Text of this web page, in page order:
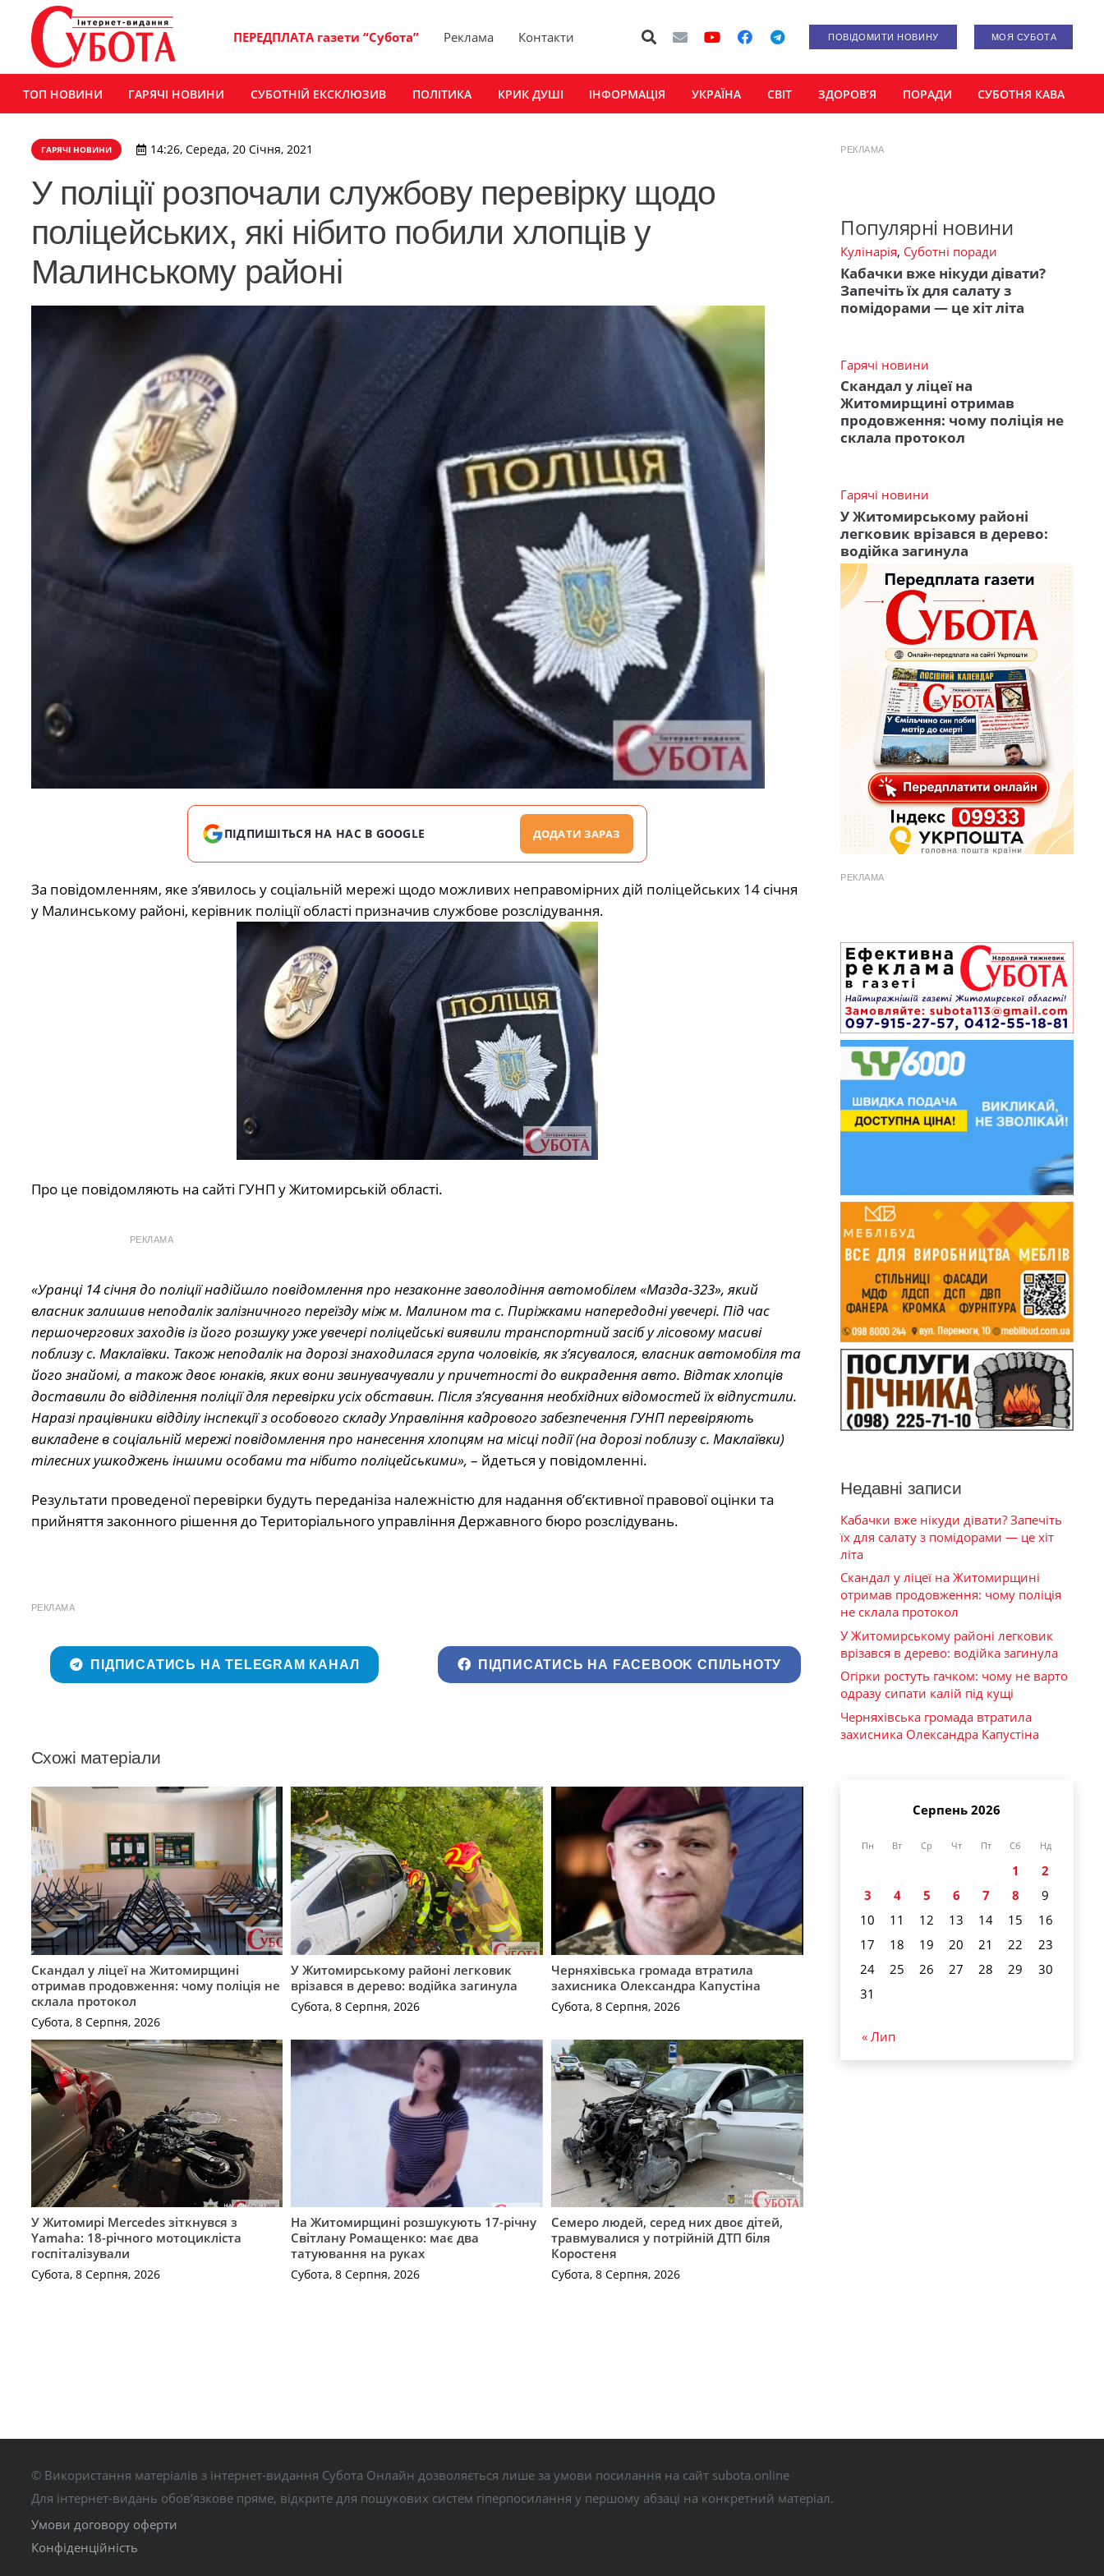
ПЕРЕДПЛАТА газети “Субота” Реклама Контакти ПОВІДОМИТИ НОВИНУ МОЯ СУБОТА
ТОП НОВИНИ ГАРЯЧІ НОВИНИ СУБОТНІЙ ЕКСКЛЮЗИВ ПОЛІТИКА КРИК ДУШІ ІНФОРМАЦІЯ УКРАЇНА СВІТ ЗДОРОВ’Я ПОРАДИ СУБОТНЯ КАВА
ГАРЯЧІ НОВИНИ 14:26, Середа, 20 Січня, 2021
​У поліції розпочали службову перевірку щодо
поліцейських, які нібито побили хлопців у
Малинському районі
ПІДПИШІТЬСЯ НА НАС В GOOGLE ДОДАТИ ЗАРАЗ
За повідомленням, яке з’явилось у соціальній мережі щодо можливих неправомірних дій поліцейських 14 січня
у Малинському районі, керівник поліції області призначив службове розслідування.
Про це повідомляють на сайті ГУНП у Житомирській області.
РЕКЛАМА
«Уранці 14 січня до поліції надійшло повідомлення про незаконне заволодіння автомобілем «Мазда-323», який
власник залишив неподалік залізничного переїзду між м. Малином та с. Пиріжками напередодні увечері. Під час
першочергових заходів із його розшуку уже увечері поліцейські виявили транспортний засіб у лісовому масиві
поблизу с. Маклаївки. Також неподалік на дорозі знаходилася група чоловіків, як з’ясувалося, власник автомобіля та
його знайомі, а також двоє юнаків, яких вони звинувачували у причетності до викрадення авто. Відтак хлопців
доставили до відділення поліції для перевірки усіх обставин. Після з’ясування необхідних відомостей їх відпустили.
Наразі працівники відділу інспекції з особового складу Управління кадрового забезпечення ГУНП перевіряють
викладене в соціальній мережі повідомлення про нанесення хлопцям на місці події (на дорозі поблизу с. Маклаївки)
тілесних ушкоджень іншими особами та нібито поліцейськими», – йдеться у повідомленні.
Результати проведеної перевірки будуть переданіза належністю для надання об’єктивної правової оцінки та
прийняття законного рішення до Територіального управління Державного бюро розслідувань.
РЕКЛАМА
ПІДПИСАТИСЬ НА TELEGRAM КАНАЛ ПІДПИСАТИСЬ НА FACEBOOK СПІЛЬНОТУ
Схожі матеріали
Скандал у ліцеї на Житомирщині
отримав продовження: чому поліція не
склала протокол
Субота, 8 Серпня, 2026
У Житомирському районі легковик
врізався в дерево: водійка загинула
Субота, 8 Серпня, 2026
Черняхівська громада втратила
захисника Олександра Капустіна
Субота, 8 Серпня, 2026
У Житомирі Mercedes зіткнувся з
Yamaha: 18-річного мотоцикліста
госпіталізували
Субота, 8 Серпня, 2026
На Житомирщині розшукують 17-річну
Світлану Ромащенко: має два
татуювання на руках
Субота, 8 Серпня, 2026
Семеро людей, серед них двоє дітей,
травмувалися у потрійній ДТП біля
Коростеня
Субота, 8 Серпня, 2026
РЕКЛАМА
Популярні новини
Кулінарія, Суботні поради
Кабачки вже нікуди дівати?
Запечіть їх для салату з
помідорами — це хіт літа
Гарячі новини
Скандал у ліцеї на
Житомирщині отримав
продовження: чому поліція не
склала протокол
Гарячі новини
У Житомирському районі
легковик врізався в дерево:
водійка загинула
РЕКЛАМА
Недавні записи
Кабачки вже нікуди дівати? Запечіть
їх для салату з помідорами — це хіт
літа
Скандал у ліцеї на Житомирщині
отримав продовження: чому поліція
не склала протокол
У Житомирському районі легковик
врізався в дерево: водійка загинула
Огірки ростуть гачком: чому не варто
одразу сипати калій під кущі
Черняхівська громада втратила
захисника Олександра Капустіна
Серпень 2026
Пн Вт Ср Чт Пт Сб Нд
1
2
3
4 5 6 7 8
9
10
11 12 13 14 15
16
17
18 19 20 21 22
23
24
25 26 27 28 29
30
31
« Лип
© Використання матеріалів з інтернет-видання Субота Онлайн дозволяється лише за умови посилання на сайт subota.online
Для інтернет-видань обов’язкове пряме, відкрите для пошукових систем гіперпосилання у першому абзаці на конкретний матеріал.
Умови договору оферти
Конфіденційність